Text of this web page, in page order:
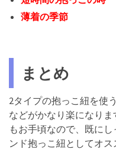
薄着の季節
まとめ
2タイプの抱っこ紐を使
などがかなり楽になり
もお手頃なので、既に
ンド抱っこ紐としてオス